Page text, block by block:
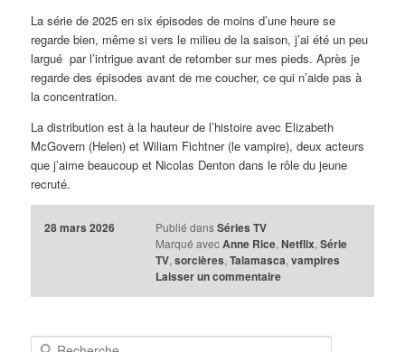
La série de 2025 en six épisodes de moins d’une heure se
regarde bien, même si vers le milieu de la saison, j’ai été un peu
largué par l’intrigue avant de retomber sur mes pieds. Après je
regarde des épisodes avant de me coucher, ce qui n’aide pas à
la concentration.
La distribution est à la hauteur de l’histoire avec Elizabeth
McGovern (Helen) et Wiliam Fichtner (le vampire), deux acteurs
que j’aime beaucoup et Nicolas Denton dans le rôle du jeune
recruté.
28 mars 2026 Publié dans Séries TV
Marqué avec Anne Rice, Netflix, Série
TV, sorcières, Talamasca, vampires
Laisser un commentaire